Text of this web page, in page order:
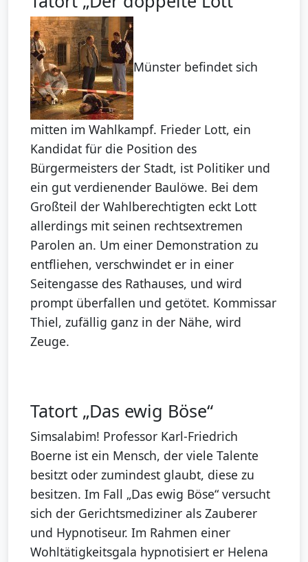
Münster befindet sich
mitten im Wahlkampf. Frieder Lott, ein
Kandidat für die Position des
Bürgermeisters der Stadt, ist Politiker und
ein gut verdienender Baulöwe. Bei dem
Großteil der Wahlberechtigten eckt Lott
allerdings mit seinen rechtsextremen
Parolen an. Um einer Demonstration zu
entfliehen, verschwindet er in einer
Seitengasse des Rathauses, und wird
prompt überfallen und getötet. Kommissar
Thiel, zufällig ganz in der Nähe, wird
Zeuge.
Tatort „Das ewig Böse“
Simsalabim! Professor Karl-Friedrich
Boerne ist ein Mensch, der viele Talente
besitzt oder zumindest glaubt, diese zu
besitzen. Im Fall „Das ewig Böse“ versucht
sich der Gerichtsmediziner als Zauberer
und Hypnotiseur. Im Rahmen einer
Wohltätigkeitsgala hypnotisiert er Helena